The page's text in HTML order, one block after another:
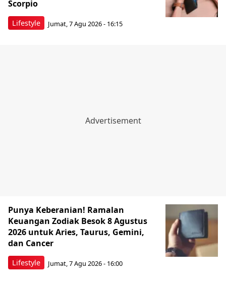
Lifestyle
Scorpio
Jumat, 7 Agu 2026 - 16:15
Lifestyle
Punya Keberanian! Ramalan
Keuangan Zodiak Besok 8 Agustus
2026 untuk Aries, Taurus, Gemini,
dan Cancer
Jumat, 7 Agu 2026 - 16:00